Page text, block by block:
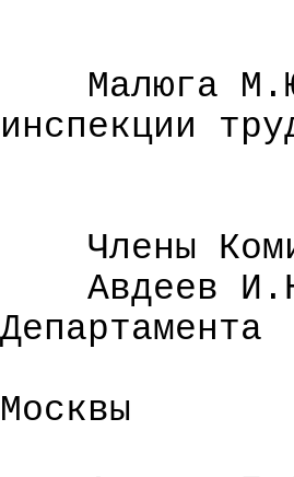
Малюга
инспекции
Члены
Авдеев
Департамента
Москвы